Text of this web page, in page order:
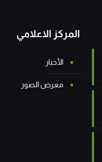
المركز الاعلامي
الأخبار
معرض الصور